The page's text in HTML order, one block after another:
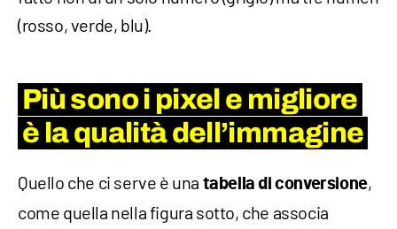
(rosso, verde, blu).
Più sono i pixel e migliore
è la qualità dell’immagine
Quello che ci serve è una tabella di conversione,
come quella nella figura sotto, che associa